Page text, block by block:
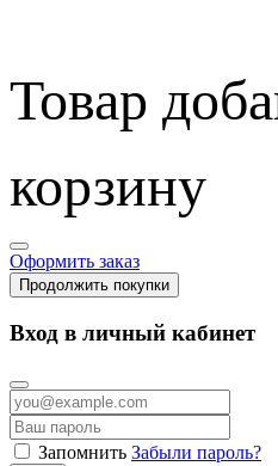
Товар
корзину
Оформить заказ
Продолжить покупки
Вход в личный кабинет
Запомнить Забыли пароль?